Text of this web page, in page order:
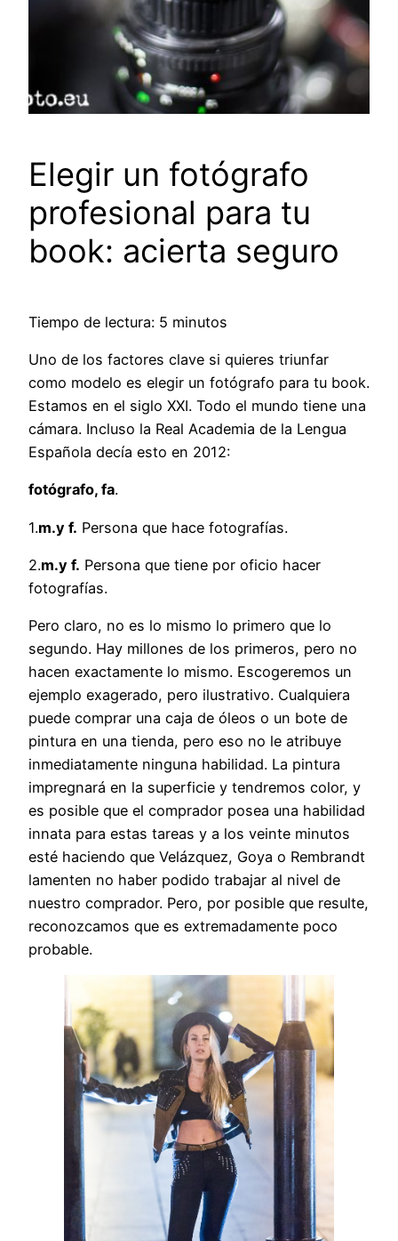
Elegir un fotógrafo
profesional para tu
book: acierta seguro
Tiempo de lectura: 5 minutos
Uno de los factores clave si quieres triunfar
como modelo es elegir un fotógrafo para tu book.
Estamos en el siglo XXI. Todo el mundo tiene una
cámara. Incluso la Real Academia de la Lengua
Española decía esto en 2012:
fotógrafo, fa.
1.m.y f. Persona que hace fotografías.
2.m.y f. Persona que tiene por oficio hacer
fotografías.
Pero claro, no es lo mismo lo primero que lo
segundo. Hay millones de los primeros, pero no
hacen exactamente lo mismo. Escogeremos un
ejemplo exagerado, pero ilustrativo. Cualquiera
puede comprar una caja de óleos o un bote de
pintura en una tienda, pero eso no le atribuye
inmediatamente ninguna habilidad. La pintura
impregnará en la superficie y tendremos color, y
es posible que el comprador posea una habilidad
innata para estas tareas y a los veinte minutos
esté haciendo que Velázquez, Goya o Rembrandt
lamenten no haber podido trabajar al nivel de
nuestro comprador. Pero, por posible que resulte,
reconozcamos que es extremadamente poco
probable.